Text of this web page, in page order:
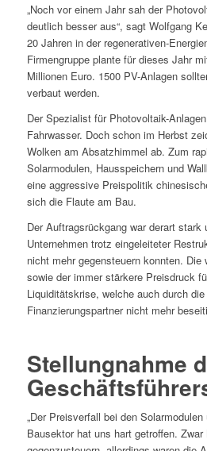
„Noch vor einem Jahr sah der
deutlich besser aus“, sagt Wolfgang
20 Jahren in der regenerativen-
Firmengruppe plante für dieses Jahr
Millionen Euro. 1500 PV-Anlagen
verbaut werden.
Der Spezialist für Photovoltaik-
Fahrwasser. Doch schon im Herbst
Wolken am Absatzhimmel ab. Zum
Solarmodulen, Hausspeichern und
eine aggressive Preispolitik
sich die Flaute am Bau.
Der Auftragsrückgang war derart
Unternehmen trotz eingeleiteter
nicht mehr gegensteuern konnten.
sowie der immer stärkere Preisdruck
Liquiditätskrise, welche auch durch
Finanzierungspartner nicht mehr
Stellungnahme
„Der Preisverfall bei den
Bausektor hat uns hart getroffen.